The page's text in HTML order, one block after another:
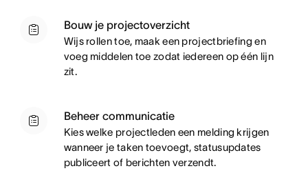
Bouw je projectoverzicht
Wijs rollen toe, maak een projectbriefing en
voeg middelen toe zodat iedereen op één lijn
zit.
Beheer communicatie
Kies welke projectleden een melding krijgen
wanneer je taken toevoegt, statusupdates
publiceert of berichten verzendt.